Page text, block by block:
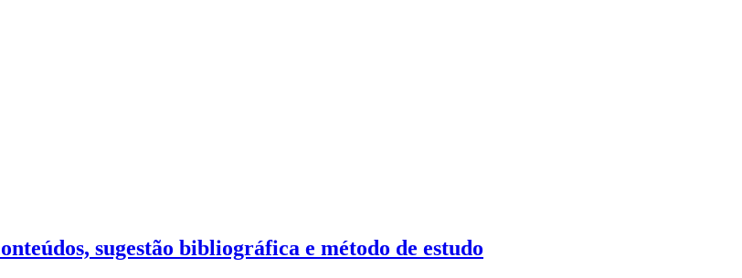
sugestão bibliográfica e método de estudo